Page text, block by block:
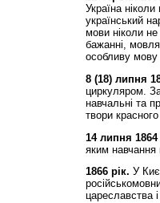
Україна
український
мови ніколи
бажанні,
особливу мову
8 (18) липня
циркуляром.
навчальні та
твори
14 липня 1864
яким
1866 рік. У
цареславства